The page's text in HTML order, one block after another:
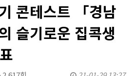
콘테스트 「경남
슬기로운 집콕생